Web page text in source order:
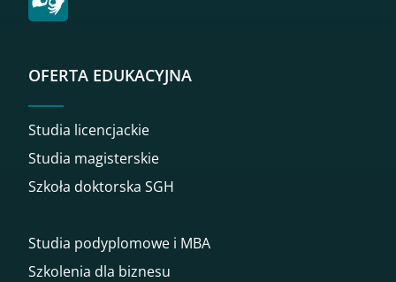
OFERTA EDUKACYJNA
Studia licencjackie
Studia magisterskie
Szkoła doktorska SGH
Studia podyplomowe i MBA
Szkolenia dla biznesu